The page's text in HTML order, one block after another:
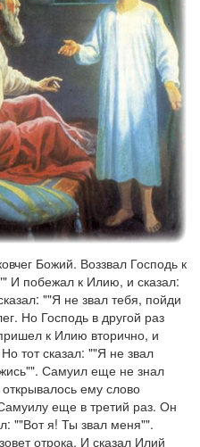
Божий. Воззвал Господь к
И побежал к Илию, и сказал:
""Я не звал тебя, пойди
Но Господь в другой раз
к Илию вторично, и
тот сказал: ""Я не звал
Самуил еще не знал
ему слово
еще в третий раз. Он
""Вот я! Ты звал меня"".
отрока. И сказал Илий